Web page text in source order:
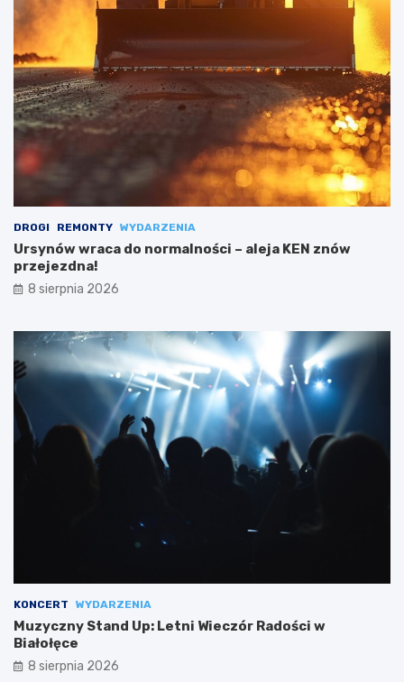
DROGI REMONTY WYDARZENIA
Ursynów wraca do normalności – aleja KEN znów
przejezdna!
8 sierpnia 2026
KONCERT WYDARZENIA
Muzyczny Stand Up: Letni Wieczór Radości w
Białołęce
8 sierpnia 2026